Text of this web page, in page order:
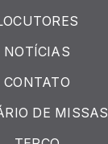
NOTÍCIAS
CONTATO
DE MISSAS